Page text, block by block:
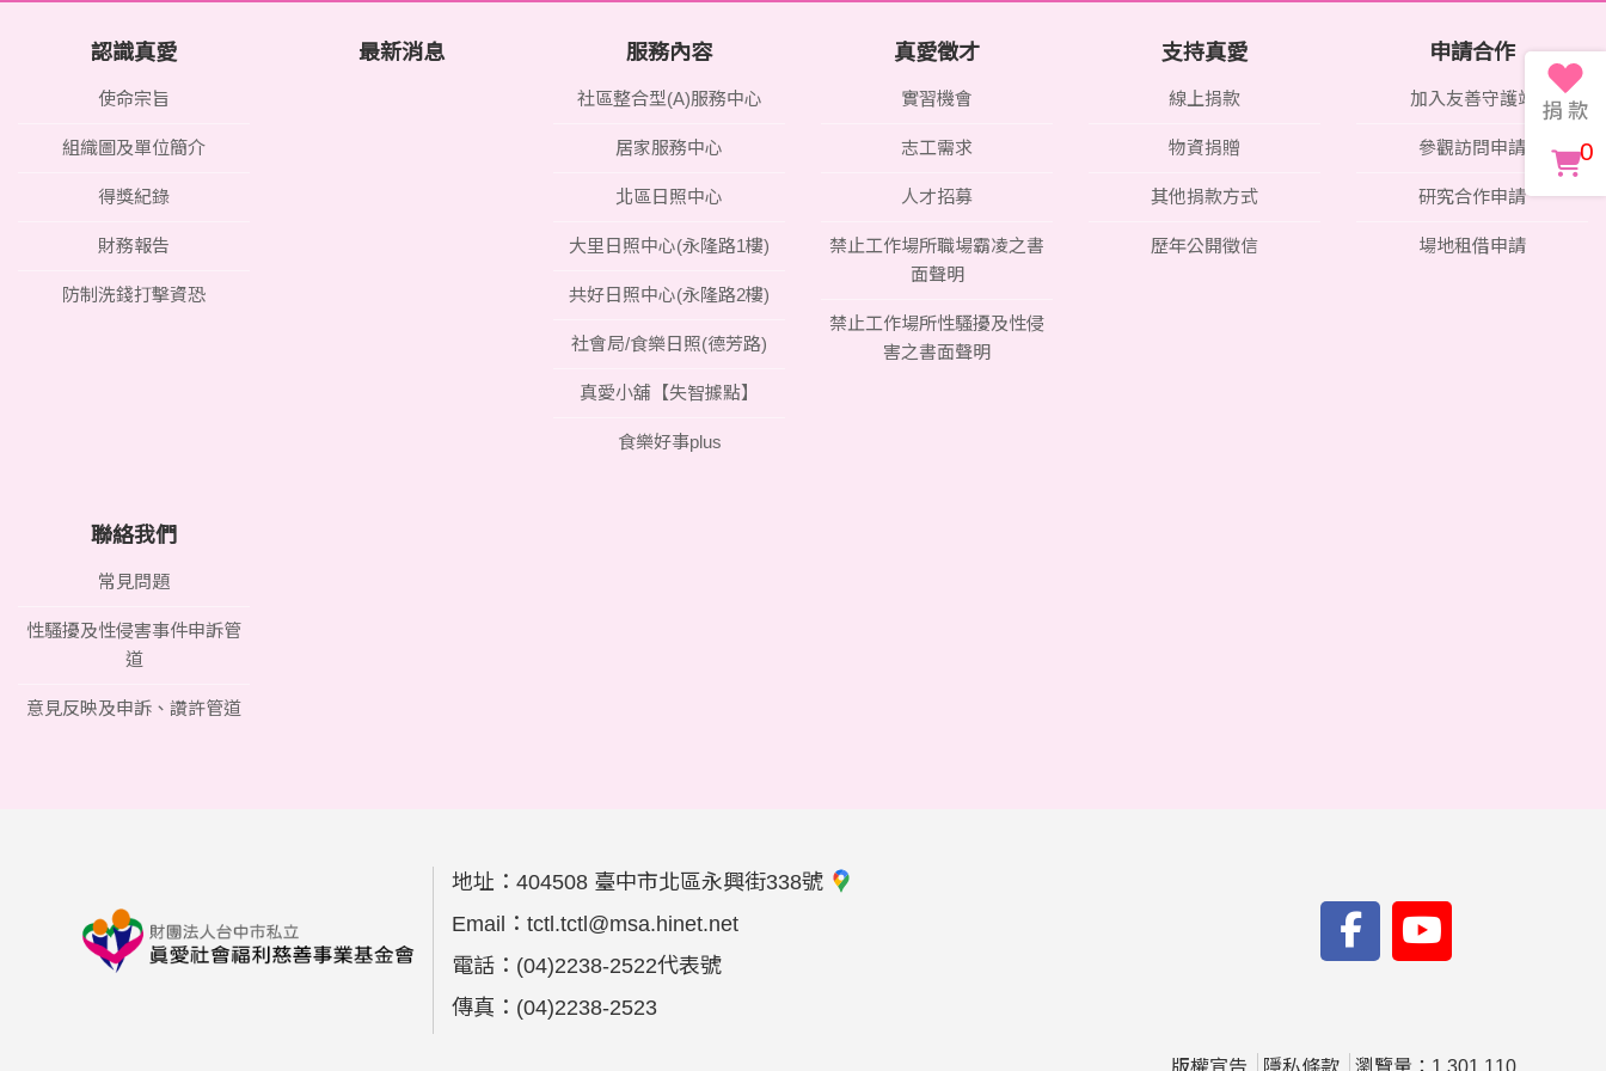
認識真愛
使命宗旨
組織圖及單位簡介
得獎紀錄
財務報告
防制洗錢打擊資恐
最新消息 服務內容
社區整合型(A)服務中心
居家服務中心
北區日照中心
大里日照中心(永隆路1樓)
共好日照中心(永隆路2樓)
社會局/食樂日照(德芳路)
真愛小舖【失智據點】
食樂好事plus
真愛徵才
實習機會
志工需求
人才招募
禁止工作場所職場霸凌之書
面聲明
禁止工作場所性騷擾及性侵
害之書面聲明
支持真愛
線上捐款
物資捐贈
其他捐款方式
歷年公開徵信
申請合作
加入友善守護站
參觀訪問申請
研究合作申請
場地租借申請
聯絡我們
常見問題
性騷擾及性侵害事件申訴管
道
意見反映及申訴、讚許管道
地址： 404508 臺中市北區永興街338號
Email： tctl.tctl@msa.hinet.net
電話： (04)2238-2522代表號
傳真： (04)2238-2523
版權宣告 隱私條款 瀏覽量：1,301,110
0